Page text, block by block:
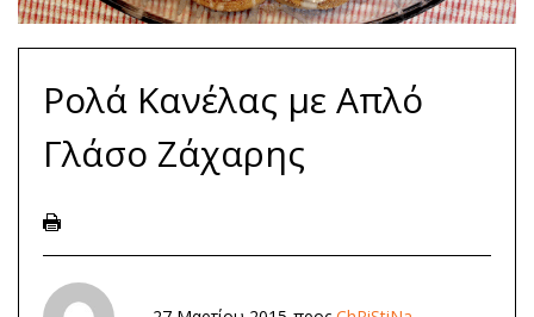
Ρολά Κανέλας με Απλό
Γλάσο Ζάχαρης